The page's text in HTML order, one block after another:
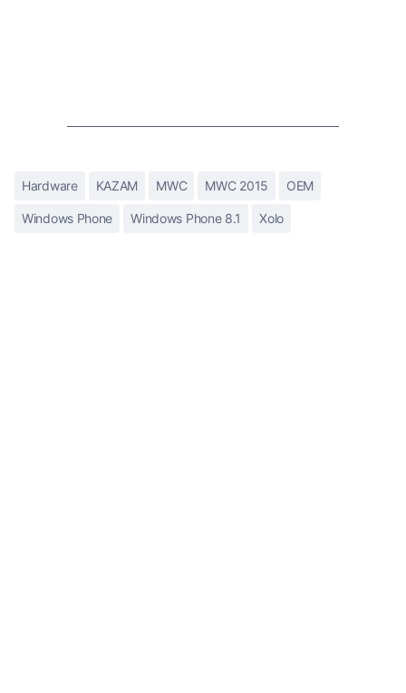
Hardware KAZAM MWC MWC 2015 OEM
Windows Phone Windows Phone 8.1 Xolo